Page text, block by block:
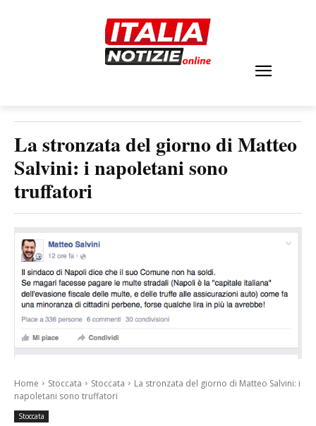
La stronzata del giorno di Matteo
Salvini: i napoletani sono
truffatori
Home Stoccata Stoccata
La stronzata del giorno di Matteo Salvini: i
napoletani sono truffatori
Stoccata